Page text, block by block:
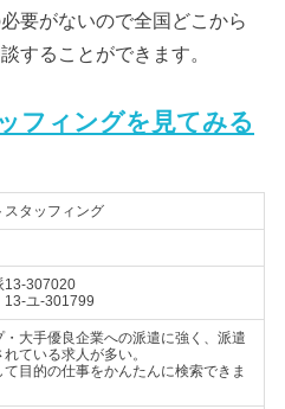
要がないので全国どこから
することができます。
フィングを見てみる
スタッフィング
307020
ユ-301799
・大手優良企業への派遣に強く、派遣
ている求人が多い。
目的の仕事をかんたんに検索できま